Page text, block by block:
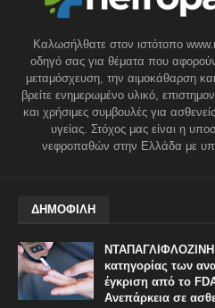
Καλωσήλθατε στον ιστότοπο
οδηγό σας για θέματα που
μεταμόσχευση, την αιμοκάθαρση
βρείτε ενημερωμένο υλικό,
και χρήσιμες συμβουλές για
υγείας. Στόχος μας είναι η
νεφροπαθών στην Ελλάδα με
ΔΗΜΟΦΙΛΗ
ΝΤΑΠΑΓΛΙΦΛΟΖΙΝΗ
κατηγορίας των
έγκριση από το
Ανεπάρκεια σε